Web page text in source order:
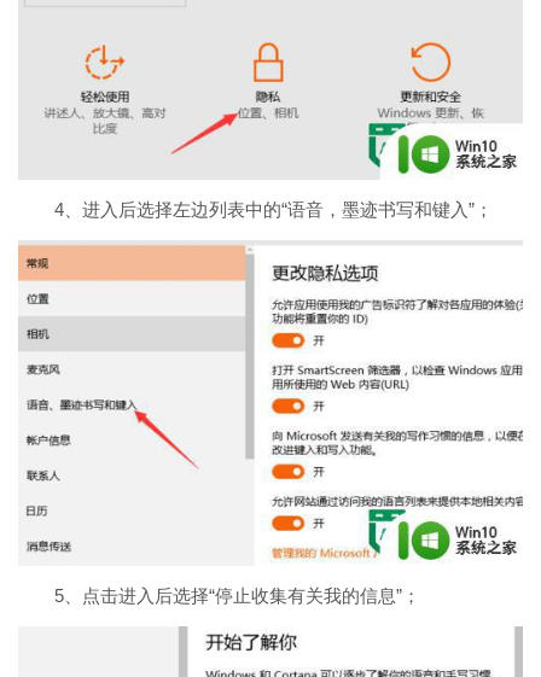
4、 进入后选择左边列表中的“语音，墨迹书写和键入”；
5、 点击进入后选择“停止收集有关我的信息”；